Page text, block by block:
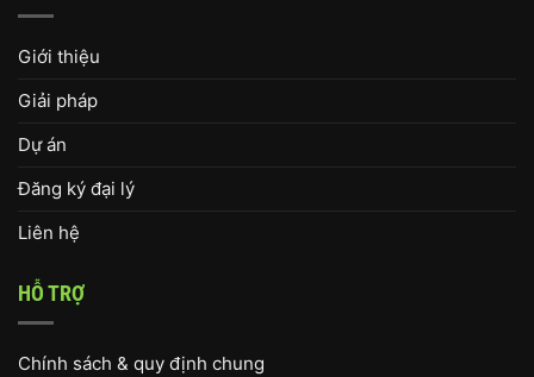
Giới thiệu
Giải pháp
Dự án
Đăng ký đại lý
Liên hệ
HỖ TRỢ
Chính sách & quy định chung